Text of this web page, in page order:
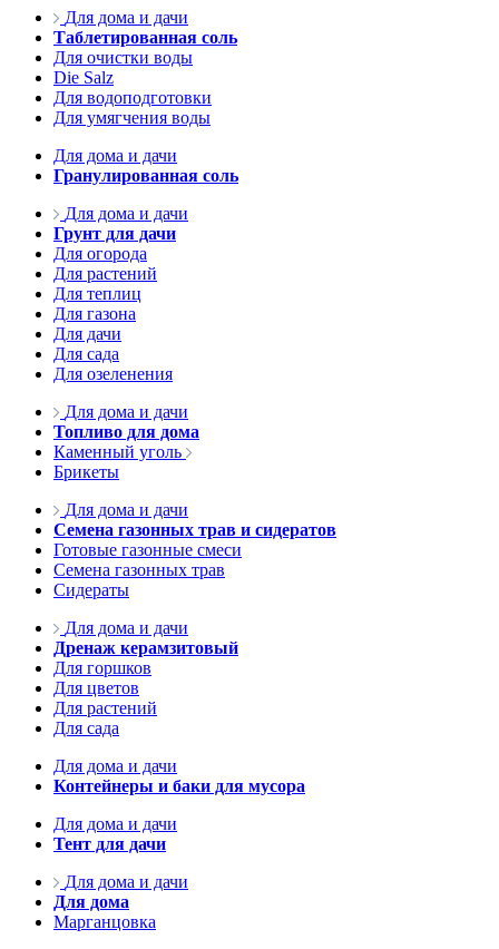
Для дома и дачи
Таблетированная соль
Для очистки воды
Die Salz
Для водоподготовки
Для умягчения воды
Для дома и дачи
Гранулированная соль
Для дома и дачи
Грунт для дачи
Для огорода
Для растений
Для теплиц
Для газона
Для дачи
Для сада
Для озеленения
Для дома и дачи
Топливо для дома
Каменный уголь
Брикеты
Для дома и дачи
Семена газонных трав и сидератов
Готовые газонные смеси
Семена газонных трав
Сидераты
Для дома и дачи
Дренаж керамзитовый
Для горшков
Для цветов
Для растений
Для сада
Для дома и дачи
Контейнеры и баки для мусора
Для дома и дачи
Тент для дачи
Для дома и дачи
Для дома
Марганцовка